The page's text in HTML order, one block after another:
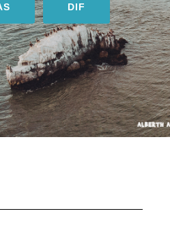
DIF